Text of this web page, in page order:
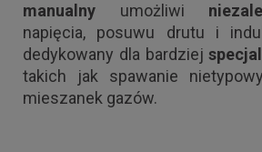
manualny umożliwi
napięcia, posuwu drutu i
dedykowany dla bardziej
takich jak spawanie
mieszanek gazów.